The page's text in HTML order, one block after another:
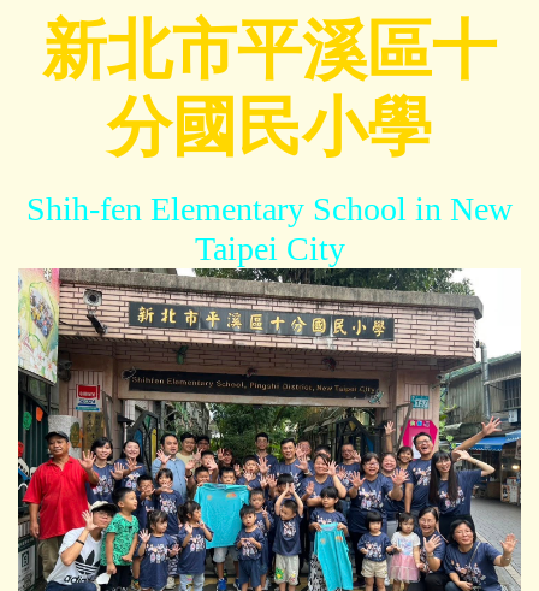
新北市平溪區十
分國民小學
Shih-fen Elementary School in New
Taipei City